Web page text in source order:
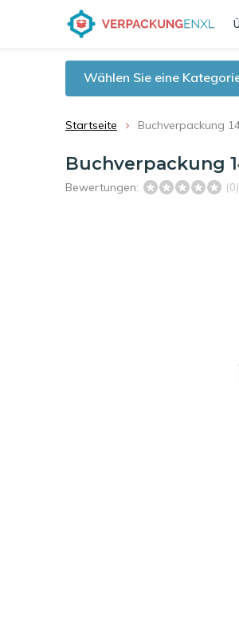
Wählen Sie eine
Startseite Buchverpackung
Buchverpackung
Bewertungen: (0)